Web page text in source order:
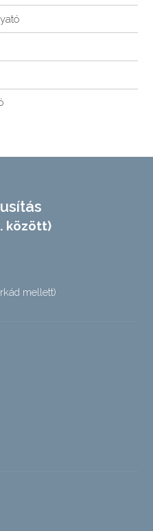
között)
mellett)